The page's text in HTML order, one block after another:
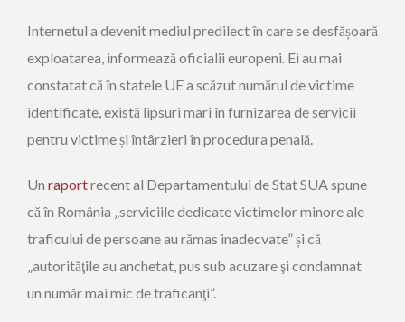
Internetul a devenit mediul predilect în care se desfășoară
exploatarea, informează oficialii europeni. Ei au mai
constatat că în statele UE a scăzut numărul de victime
identificate, există lipsuri mari în furnizarea de servicii
pentru victime și întârzieri în procedura penală.
Un raportrecent al Departamentului de Stat SUA spune
că în România „serviciile dedicate victimelor minore ale
traficului de persoane au rămas inadecvate” și că
„autorităţile au anchetat, pus sub acuzare şi condamnat
un număr mai mic de traficanţi”.